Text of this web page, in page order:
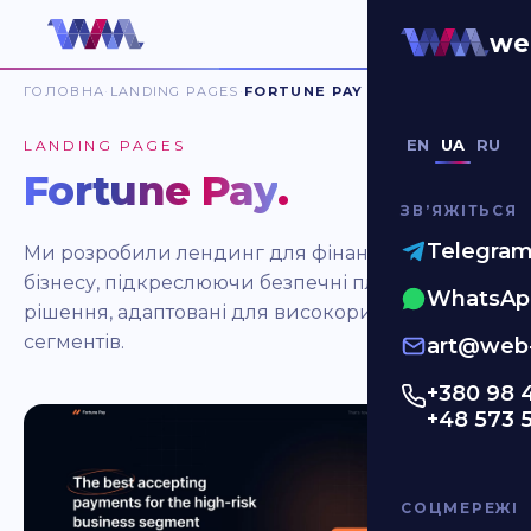
EN UA RU
ЗВʼЯЖІТЬСЯ
+380 98
+48 573
СОЦМЕРЕЖІ
ГОЛОВНА LANDING PAGES FORTUNE PAY
LANDING PAGES
Fortune Pay.
Ми розробили лендинг для фінансового
бізнесу, підкреслюючи безпечні платіжні
рішення, адаптовані для високоризикових
сегментів.